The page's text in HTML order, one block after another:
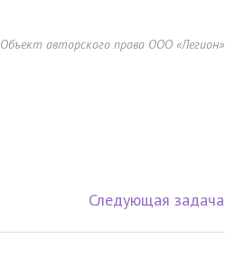
Объект авторского права ООО «Легион»
Следующая задача